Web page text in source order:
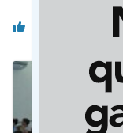
Você